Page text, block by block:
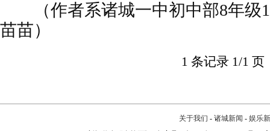
（作者系诸城一中初中部8年级1
苗苗）
1 条记录 1/1 页
关于我们 - 诸城新闻 - 娱乐